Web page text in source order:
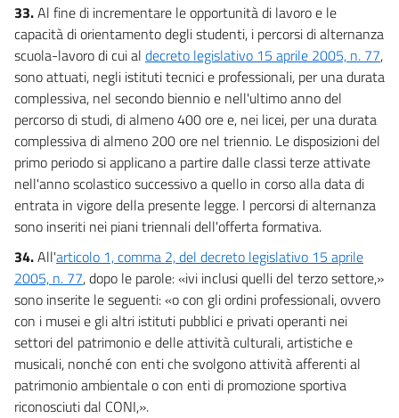
33.Al fine di incrementare le opportunità di lavoro e le
capacità di orientamento degli studenti, i percorsi di alternanza
scuola-lavoro di cui al decreto legislativo 15 aprile 2005, n. 77,
sono attuati, negli istituti tecnici e professionali, per una durata
complessiva, nel secondo biennio e nell'ultimo anno del
percorso di studi, di almeno 400 ore e, nei licei, per una durata
complessiva di almeno 200 ore nel triennio. Le disposizioni del
primo periodo si applicano a partire dalle classi terze attivate
nell'anno scolastico successivo a quello in corso alla data di
entrata in vigore della presente legge. I percorsi di alternanza
sono inseriti nei piani triennali dell'offerta formativa.
34.All'articolo 1, comma 2, del decreto legislativo 15 aprile
2005, n. 77, dopo le parole: «ivi inclusi quelli del terzo settore,»
sono inserite le seguenti: «o con gli ordini professionali, ovvero
con i musei e gli altri istituti pubblici e privati operanti nei
settori del patrimonio e delle attività culturali, artistiche e
musicali, nonché con enti che svolgono attività afferenti al
patrimonio ambientale o con enti di promozione sportiva
riconosciuti dal CONI,».